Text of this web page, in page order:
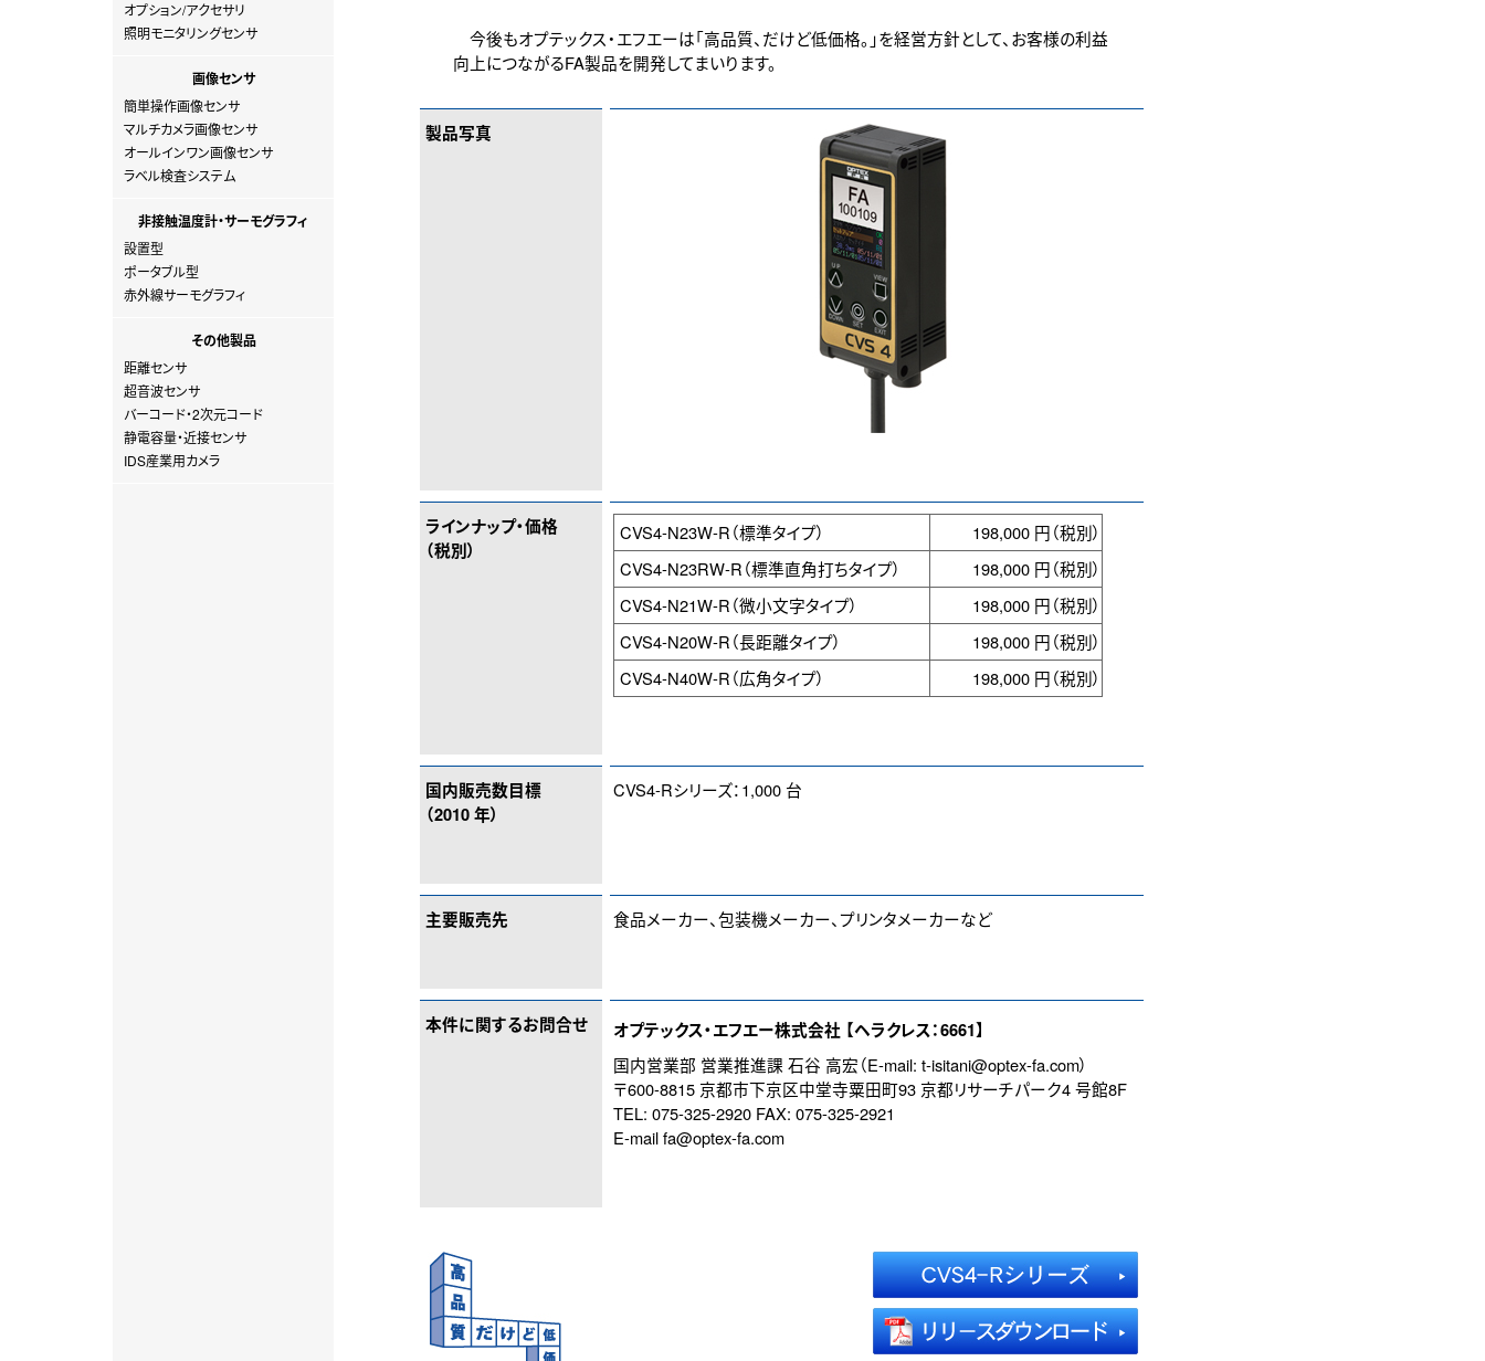
オプション/アクセサリ
照明モニタリングセンサ
画像センサ
簡単操作画像センサ
マルチカメラ画像センサ
オールインワン画像センサ
ラベル検査システム
非接触温度計・サーモグラフィ
設置型
ポータブル型
赤外線サーモグラフィ
その他製品
距離センサ
超音波センサ
バーコード・2次元コード
静電容量・近接センサ
IDS産業用カメラ
今後もオプテックス・エフエーは「高品質、だけど低価格。」を経営方針として、お客様の利益
向上につながるFA製品を開発してまいります。
製品写真
ラインナップ・価格
（税別）
CVS4-N23W-R（標準タイプ）
198,000 円（税別）
CVS4-N23RW-R（標準直角打ちタイプ）
198,000 円（税別）
CVS4-N21W-R（微小文字タイプ）
198,000 円（税別）
CVS4-N20W-R（長距離タイプ）
198,000 円（税別）
CVS4-N40W-R（広角タイプ）
198,000 円（税別）
国内販売数目標
（2010 年）
CVS4-Rシリーズ：1,000 台
主要販売先 食品メーカー、包装機メーカー、プリンタメーカーなど
本件に関するお問合せ オプテックス・エフエー株式会社 【ヘラクレス：6661】
国内営業部 営業推進課 石谷 高宏（E-mail: t-isitani@optex-fa.com）
〒600-8815 京都市下京区中堂寺粟田町93 京都リサーチパーク4 号館8F
TEL: 075-325-2920 FAX: 075-325-2921
E-mailfa@optex-fa.com